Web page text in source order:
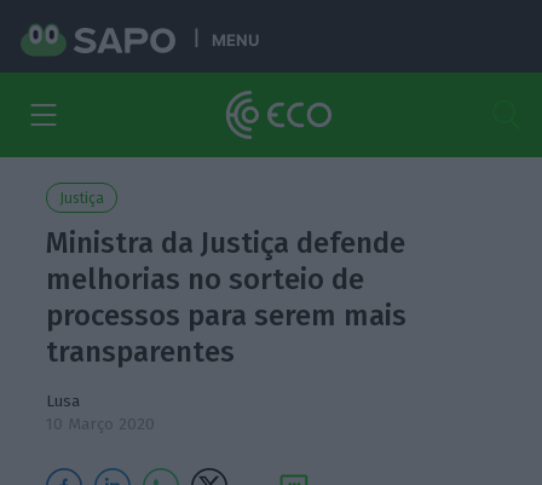
MENU
Justiça
Ministra da Justiça defende
melhorias no sorteio de
processos para serem mais
transparentes
Lusa
10 Março 2020